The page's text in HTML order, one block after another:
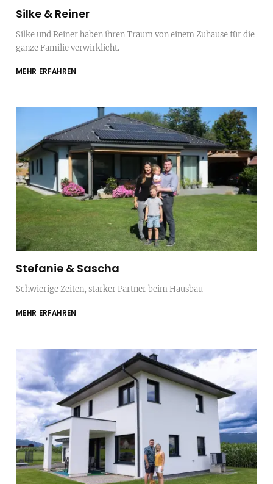
Silke & Reiner
Silke und Reiner haben ihren Traum von einem Zuhause für die
ganze Familie verwirklicht.
MEHR ERFAHREN
Stefanie & Sascha
Schwierige Zeiten, starker Partner beim Hausbau
MEHR ERFAHREN